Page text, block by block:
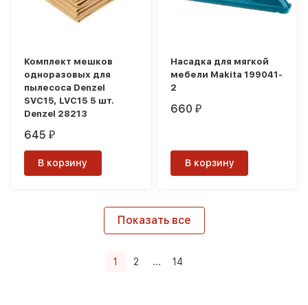
Комплект мешков
одноразовых для
пылесоса Denzel
SVC15, LVC15 5 шт.
Denzel 28213
645₽
В корзину
Насадка для мягкой
мебели Makita 199041-
2
660₽
В корзину
Показать все
1 2 ... 14